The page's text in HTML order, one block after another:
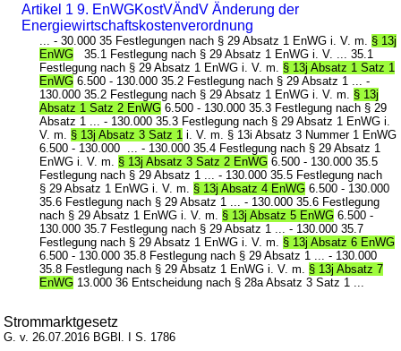
Artikel 1 9. EnWGKostVÄndV Änderung der
Energiewirtschaftskostenverordnung
... - 30.000 35 Festlegungen nach § 29 Absatz 1 EnWG i. V. m. § 13j
EnWG 35.1 Festlegung nach § 29 Absatz 1 EnWG i. V. ... 35.1
Festlegung nach § 29 Absatz 1 EnWG i. V. m. § 13j Absatz 1 Satz 1
EnWG 6.500 - 130.000 35.2 Festlegung nach § 29 Absatz 1 ... -
130.000 35.2 Festlegung nach § 29 Absatz 1 EnWG i. V. m. § 13j
Absatz 1 Satz 2 EnWG 6.500 - 130.000 35.3 Festlegung nach § 29
Absatz 1 ... - 130.000 35.3 Festlegung nach § 29 Absatz 1 EnWG i.
V. m. § 13j Absatz 3 Satz 1 i. V. m. § 13i Absatz 3 Nummer 1 EnWG
6.500 - 130.000 ... - 130.000 35.4 Festlegung nach § 29 Absatz 1
EnWG i. V. m. § 13j Absatz 3 Satz 2 EnWG 6.500 - 130.000 35.5
Festlegung nach § 29 Absatz 1 ... - 130.000 35.5 Festlegung nach
§ 29 Absatz 1 EnWG i. V. m. § 13j Absatz 4 EnWG 6.500 - 130.000
35.6 Festlegung nach § 29 Absatz 1 ... - 130.000 35.6 Festlegung
nach § 29 Absatz 1 EnWG i. V. m. § 13j Absatz 5 EnWG 6.500 -
130.000 35.7 Festlegung nach § 29 Absatz 1 ... - 130.000 35.7
Festlegung nach § 29 Absatz 1 EnWG i. V. m. § 13j Absatz 6 EnWG
6.500 - 130.000 35.8 Festlegung nach § 29 Absatz 1 ... - 130.000
35.8 Festlegung nach § 29 Absatz 1 EnWG i. V. m. § 13j Absatz 7
EnWG 13.000 36 Entscheidung nach § 28a Absatz 3 Satz 1 ...
Strommarktgesetz
G. v. 26.07.2016 BGBl. I S. 1786